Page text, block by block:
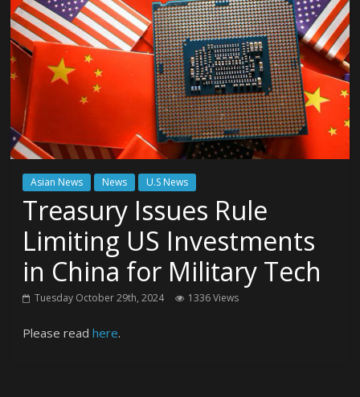
Asian News News U.S News
Treasury Issues Rule
Limiting US Investments
in China for Military Tech
Tuesday October 29th, 2024 1336 Views
Please readhere.